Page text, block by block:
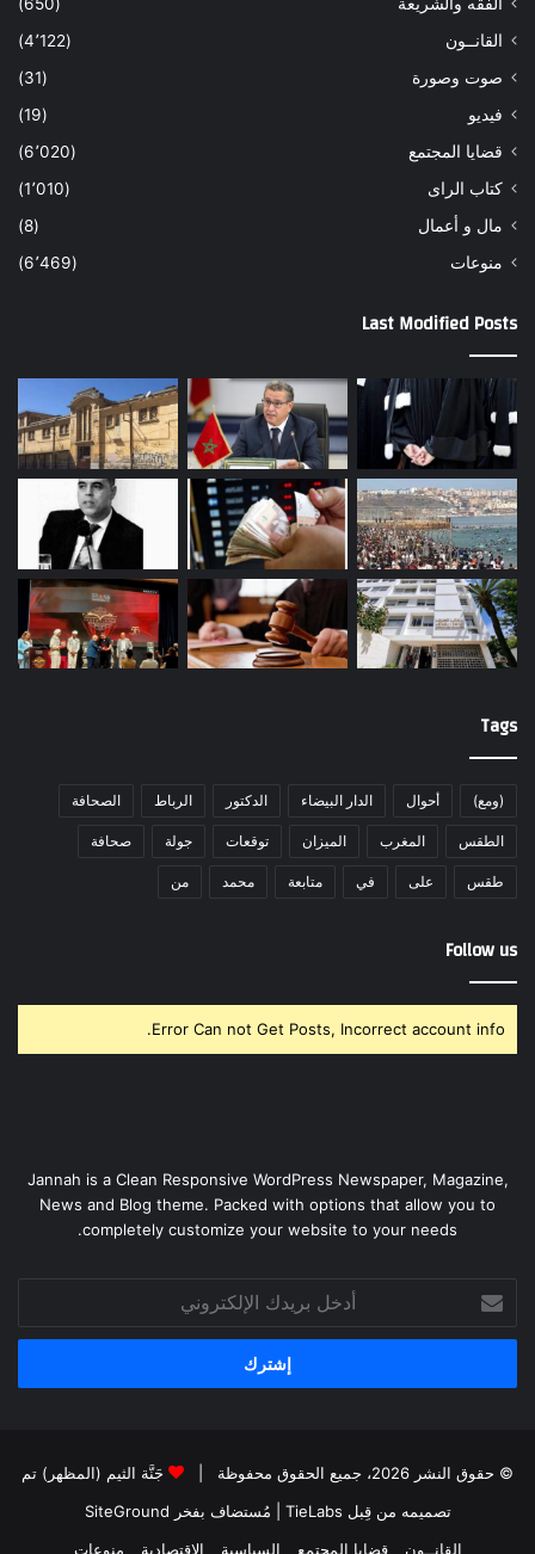
الفقه والشريعة
(650)
القانــون
(4٬122)
صوت وصورة
(31)
فيديو
(19)
قضايا المجتمع
(6٬020)
كتاب الراى
(1٬010)
مال و أعمال
(8)
منوعات
(6٬469)
Last Modified Posts
Tags
(ومع) أحوال الدار البيضاء الدكتور الرباط الصحافة
الطقس المغرب الميزان توقعات جولة صحافة
طقس على في متابعة محمد من
Follow us
Error Can not Get Posts, Incorrect account info.
Jannah is a Clean Responsive WordPress Newspaper, Magazine,
News and Blog theme. Packed with options that allow you to
completely customize your website to your needs.
بريدك
الإلكتروني
© حقوق النشر 2026، جميع الحقوق محفوظة |
جَنَّة الثيم (المظهر) تم
تصميمه من قِبل TieLabs
| مُستضاف بفخر SiteGround
القانــون
قضايا المجتمع السياسية الاقتصادية منوعات